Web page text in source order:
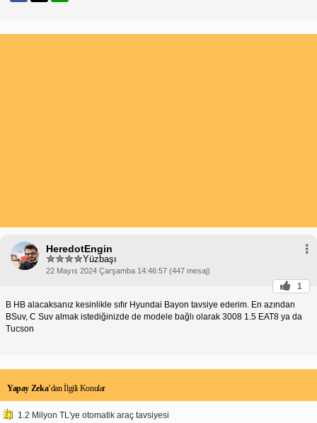
HeredotEngin
Yüzbaşı
22 Mayıs 2024 Çarşamba 14:46:57 (447 mesaj)
1
B HB alacaksanız kesinlikle sıfır Hyundai Bayon tavsiye ederim. En azından
BSuv, C Suv almak istediğinizde de modele bağlı olarak 3008 1.5 EAT8 ya da
Tucson
Yapay Zeka’dan İlgili Konular
1.2 Milyon TL'ye otomatik araç tavsiyesi